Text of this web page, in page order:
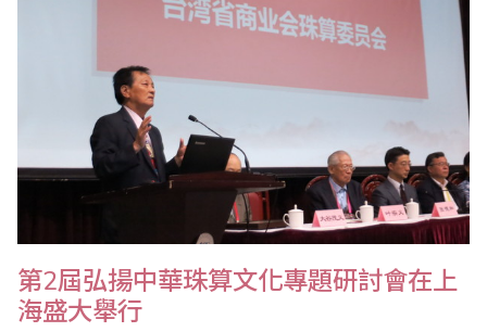
第2屆弘揚中華珠算文化專題研討會在上
海盛大舉行